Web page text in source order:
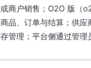
或商户销售；O2O 版（
商品、订单与结算；供
存管理；平台侧通过管理